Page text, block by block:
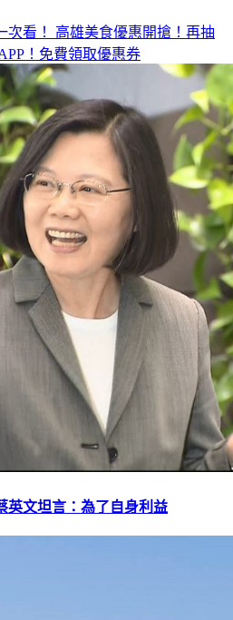
次看！ 高雄美食優惠開搶！再抽
！免費領取優惠券
文坦言：為了自身利益